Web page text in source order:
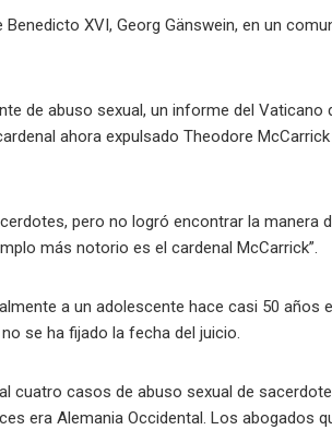
XVI, Georg Gänswein, en un
de abuso sexual, un informe del Vaticano
ahora expulsado Theodore
pero no logró encontrar la manera
más notorio es el cardenal McCarrick”.
a un adolescente hace casi 50 años
se ha fijado la fecha del juicio.
cuatro casos de abuso sexual de
era Alemania Occidental. Los abogados